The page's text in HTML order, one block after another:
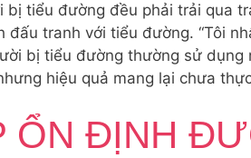
bị tiểu đường đều phải trải qua
đấu tranh với tiểu đường. “Tôi
bị tiểu đường thường sử
hiệu quả mang lại chưa
ỔN ĐỊNH